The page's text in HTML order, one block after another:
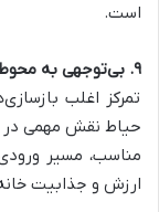
است.
۹. بی‌توجهی به محوطه و ورودی = نادیده گرفتن نیمی از زیبایی بنا
تمرکز اغلب
حیاط نقش مهمی در
مناسب، مسیر
ارزش و جذابیت